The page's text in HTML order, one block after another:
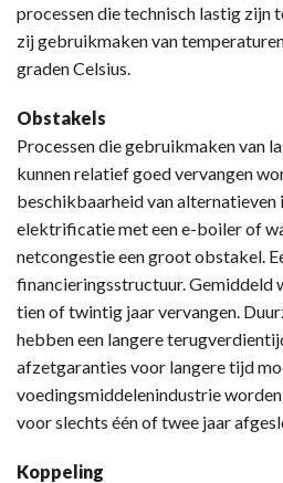
processen die technisch lastig zijn
zij gebruikmaken van
graden Celsius.
Obstakels
Processen die gebruikmaken van
kunnen relatief goed vervangen
beschikbaarheid van alternatieven
elektrificatie met een e-boiler of
netcongestie een groot obstakel.
financieringsstructuur. Gemiddeld
tien of twintig jaar vervangen.
hebben een langere
afzetgaranties voor langere tijd
voedingsmiddelenindustrie
voor slechts één of twee jaar
Koppeling